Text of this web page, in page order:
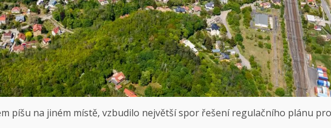
píšu na jiném místě, vzbudilo největší spor řešení regulačního plánu pro